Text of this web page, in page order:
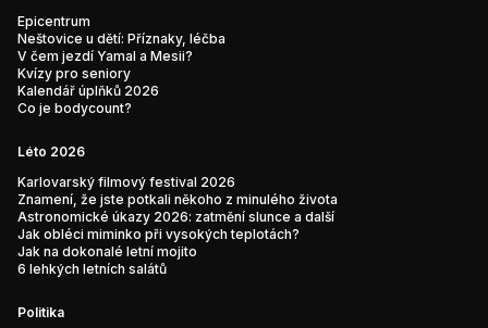
Epicentrum
Neštovice u dětí: Příznaky, léčba
V čem jezdí Yamal a Mesii?
Kvízy pro seniory
Kalendář úplňků 2026
Co je bodycount?
Léto 2026
Karlovarský filmový festival 2026
Znamení, že jste potkali někoho z minulého života
Astronomické úkazy 2026: zatmění slunce a další
Jak obléci miminko při vysokých teplotách?
Jak na dokonalé letní mojito
6 lehkých letních salátů
Politika